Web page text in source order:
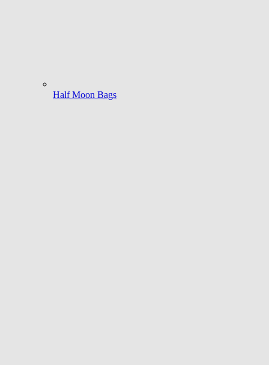
Half Moon Bags